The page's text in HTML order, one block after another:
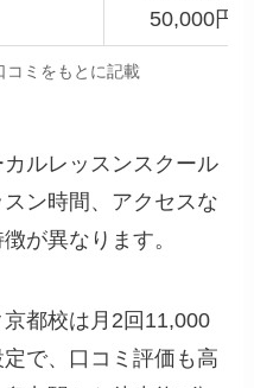
50,000円
ミをもとに記載
ルレッスンスクール
ン時間、アクセスな
が異なります。
都校は月2回11,000
で、口コミ評価も高